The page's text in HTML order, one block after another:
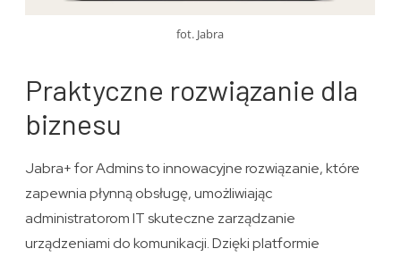
fot. Jabra
Praktyczne rozwiązanie dla
biznesu
Jabra+ for Admins to innowacyjne rozwiązanie, które
zapewnia płynną obsługę, umożliwiając
administratorom IT skuteczne zarządzanie
urządzeniami do komunikacji. Dzięki platformie